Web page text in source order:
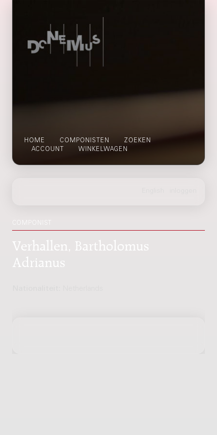
HOME COMPONISTEN
ZOEKEN
ACCOUNT
WINKELWAGEN
Verhallen, Bartholomus
Adrianus